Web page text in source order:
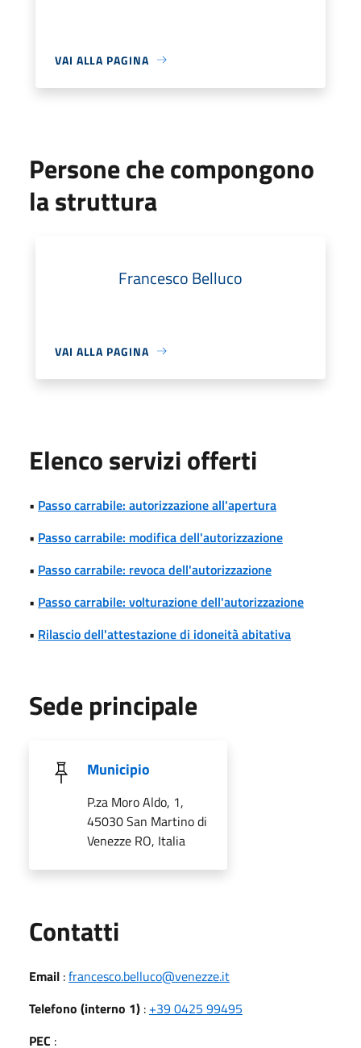
VAI ALLA PAGINA
Persone che compongono
la struttura
Francesco Belluco
VAI ALLA PAGINA
Elenco servizi offerti
• Passo carrabile: autorizzazione all'apertura
• Passo carrabile: modifica dell'autorizzazione
• Passo carrabile: revoca dell'autorizzazione
• Passo carrabile: volturazione dell'autorizzazione
• Rilascio dell'attestazione di idoneità abitativa
Sede principale
Municipio
P.za Moro Aldo, 1,
45030 San Martino di
Venezze RO, Italia
Contatti
Email :francesco.belluco@venezze.it
Telefono (interno 1) : +39 0425 99495
PEC :